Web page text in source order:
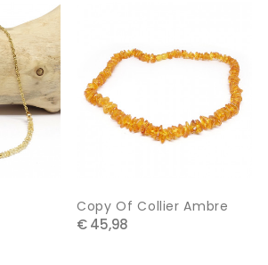
Copy Of Collier Ambre
€ 45,98